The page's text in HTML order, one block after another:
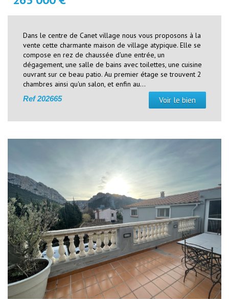
Dans le centre de Canet village nous vous proposons à la
vente cette charmante maison de village atypique. Elle se
compose en rez de chaussée d'une entrée, un
dégagement, une salle de bains avec toilettes, une cuisine
ouvrant sur ce beau patio. Au premier étage se trouvent 2
chambres ainsi qu'un salon, et enfin au...
Ref202665 Voir le bien